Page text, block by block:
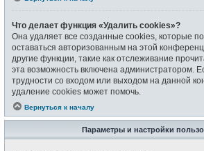
Что делает функция «Удалить cookies»?
Она удаляет все созданные cookies, которые
оставаться авторизованным на этой
другие функции, такие как отслеживание
эта возможность включена администратором.
трудности со входом или выходом на данной
удаление cookies может помочь.
Вернуться к началу
Параметры и настройки